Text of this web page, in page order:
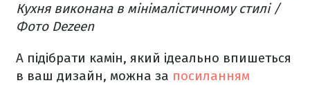
Кухня виконана в мінімалістичному стилі /
Фото Dezeen
А підібрати камін, який ідеально впишеться
в ваш дизайн, можна за посиланням